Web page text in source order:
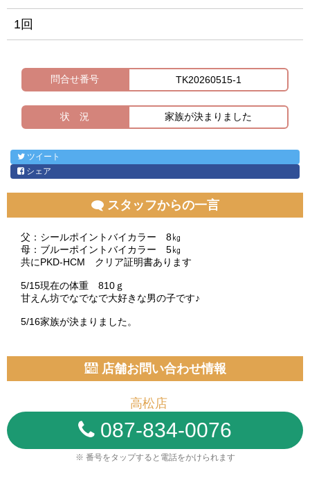
1回
問合せ番号 TK20260515-1
状 況 家族が決まりました
ツイート
シェア
スタッフからの一言
父：シールポイントバイカラー 8㎏
母：ブルーポイントバイカラー 5㎏
共にPKD-HCM クリア証明書あります
5/15現在の体重 810ｇ
甘えん坊でなでなで大好きな男の子です♪
5/16家族が決まりました。
店舗お問い合わせ情報
高松店
087-834-0076
※ 番号をタップすると電話をかけられます